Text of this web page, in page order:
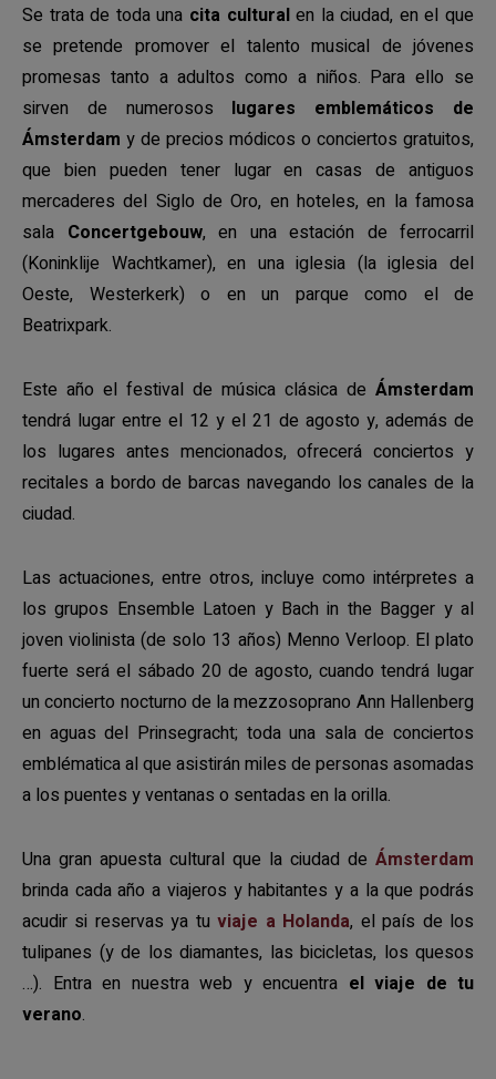
Se trata de toda una cita culturalen la ciudad, en el que
se pretende promover el talento musical de jóvenes
promesas tanto a adultos como a niños. Para ello se
sirven de numerosos lugares emblemáticos de
Ámsterdam y de precios módicos o conciertos gratuitos,
que bien pueden tener lugar en casas de antiguos
mercaderes del Siglo de Oro, en hoteles, en la famosa
sala Concertgebouw, en una estación de ferrocarril
(Koninklije Wachtkamer), en una iglesia (la iglesia del
Oeste, Westerkerk) o en un parque como el de
Beatrixpark.
Este año el festival de música clásica de Ámsterdam
tendrá lugar entre el 12 y el 21 de agosto y, además de
los lugares antes mencionados, ofrecerá conciertos y
recitales a bordo de barcas navegando los canales de la
ciudad.
Las actuaciones, entre otros, incluye como intérpretes a
los grupos Ensemble Latoen y Bach in the Bagger y al
joven violinista (de solo 13 años) Menno Verloop. El plato
fuerte será el sábado 20 de agosto, cuando tendrá lugar
un concierto nocturno de la mezzosoprano Ann Hallenberg
en aguas del Prinsegracht; toda una sala de conciertos
emblématica al que asistirán miles de personas asomadas
a los puentes y ventanas o sentadas en la orilla.
Una gran apuesta cultural que la ciudad de Ámsterdam
brinda cada año a viajeros y habitantes y a la que podrás
acudir si reservas ya tuviaje a Holanda, el país de los
tulipanes (y de los diamantes, las bicicletas, los quesos
…). Entra en nuestra web y encuentra el viaje de tu
verano.